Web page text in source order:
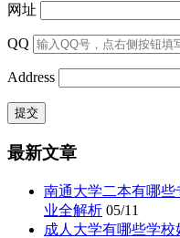
网址
QQ
Address
最新文章
南通大学二本有哪
业全解析 05/11
成人大学有哪些学